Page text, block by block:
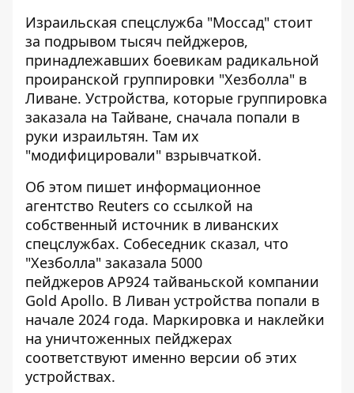
Израильская спецслужба "Моссад" стоит
за подрывом тысяч пейджеров,
принадлежавших боевикам радикальной
проиранской группировки "Хезболла" в
Ливане. Устройства, которые группировка
заказала на Тайване, сначала попали в
руки израильтян. Там их
"модифицировали" взрывчаткой.
Об этом пишет информационное
агентство Reuters со ссылкой на
собственный источник в ливанских
спецслужбах. Собеседник сказал, что
"Хезболла" заказала 5000
пейджеров AP924 тайваньской компании
Gold Apollo. В Ливан устройства попали в
начале 2024 года. Маркировка и наклейки
на уничтоженных пейджерах
соответствуют именно версии об этих
устройствах.